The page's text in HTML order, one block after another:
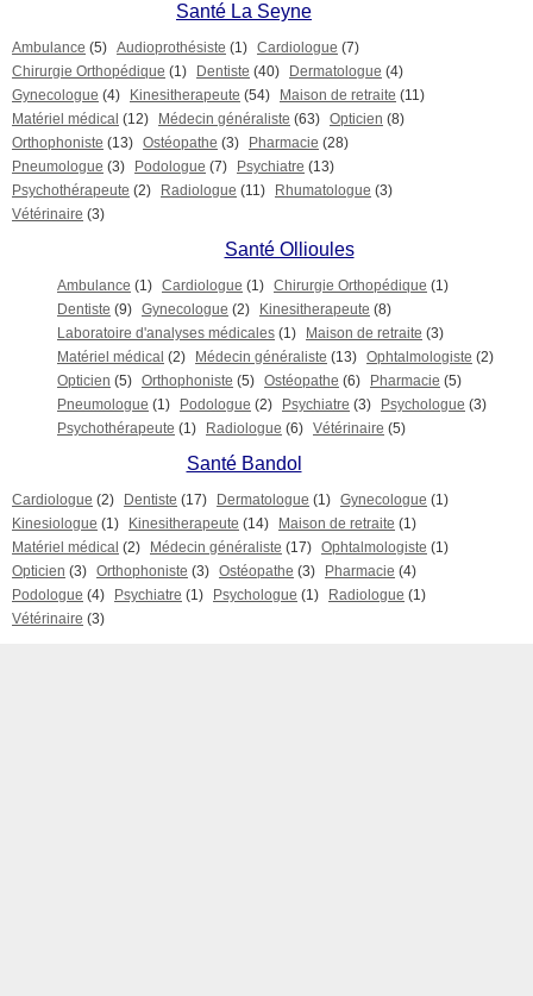
Santé La Seyne
Ambulance (5) Audioprothésiste (1) Cardiologue (7)
Chirurgie Orthopédique (1) Dentiste (40) Dermatologue (4)
Gynecologue (4) Kinesitherapeute (54) Maison de retraite (11)
Matériel médical (12) Médecin généraliste (63) Opticien (8)
Orthophoniste (13) Ostéopathe (3) Pharmacie (28)
Pneumologue (3) Podologue (7) Psychiatre (13)
Psychothérapeute (2) Radiologue (11) Rhumatologue (3)
Vétérinaire (3)
Santé Ollioules
Ambulance (1) Cardiologue (1) Chirurgie Orthopédique (1)
Dentiste (9) Gynecologue (2) Kinesitherapeute (8)
Laboratoire d'analyses médicales (1) Maison de retraite (3)
Matériel médical (2) Médecin généraliste (13) Ophtalmologiste (2)
Opticien (5) Orthophoniste (5) Ostéopathe (6) Pharmacie (5)
Pneumologue (1) Podologue (2) Psychiatre (3) Psychologue (3)
Psychothérapeute (1) Radiologue (6) Vétérinaire (5)
Santé Bandol
Cardiologue (2) Dentiste (17) Dermatologue (1) Gynecologue (1)
Kinesiologue (1) Kinesitherapeute (14) Maison de retraite (1)
Matériel médical (2) Médecin généraliste (17) Ophtalmologiste (1)
Opticien (3) Orthophoniste (3) Ostéopathe (3) Pharmacie (4)
Podologue (4) Psychiatre (1) Psychologue (1) Radiologue (1)
Vétérinaire (3)